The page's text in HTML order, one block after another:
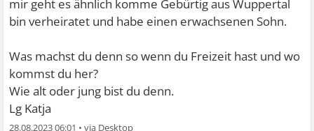
mir geht es ähnlich komme Gebürtig aus Wuppertal
bin verheiratet und habe einen erwachsenen Sohn.
Was machst du denn so wenn du Freizeit hast und wo
kommst du her?
Wie alt oder jung bist du denn.
Lg Katja
28.08.2023 06:01 •